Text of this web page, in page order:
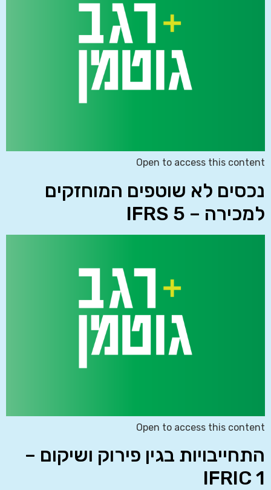
Open to access this content
נכסים לא שוטפים המוחזקים
למכירה – IFRS 5
Open to access this content
התחייבויות בגין פירוק ושיקום –
IFRIC 1